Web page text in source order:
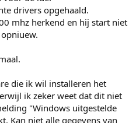
drivers opgehaald.
mhz herkend en hij start niet
die ik wil installeren het
ik zeker weet dat dit niet
"Windows uitgestelde
Kan niet alle gegevens van